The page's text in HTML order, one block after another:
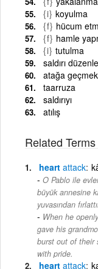
{i} koyulma
{f} hücum
{f} hamle
{i} tutulma
saldırı
atağa geçmek
taarruza
saldırıyı
atılış
Related Terms
heart attack
O Pablo ile
büyük annesine
yuvasından
- When he
gave his
burst out of their
with pride.
heart attack